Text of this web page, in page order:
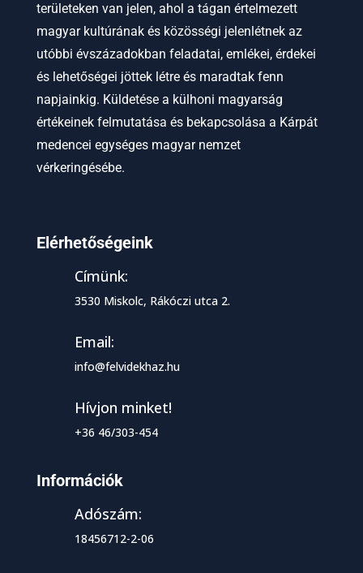
területeken van jelen, ahol a tágan értelmezett
magyar kultúrának és közösségi jelenlétnek az
utóbbi évszázadokban feladatai, emlékei, érdekei
és lehetőségei jöttek létre és maradtak fenn
napjainkig. Küldetése a külhoni magyarság
értékeinek felmutatása és bekapcsolása a Kárpát
medencei egységes magyar nemzet
vérkeringésébe.
Elérhetőségeink
Címünk:
3530 Miskolc, Rákóczi utca 2.
Email:
info@felvidekhaz.hu
Hívjon minket!
+36 46/303-454
Információk
Adószám:
18456712-2-06